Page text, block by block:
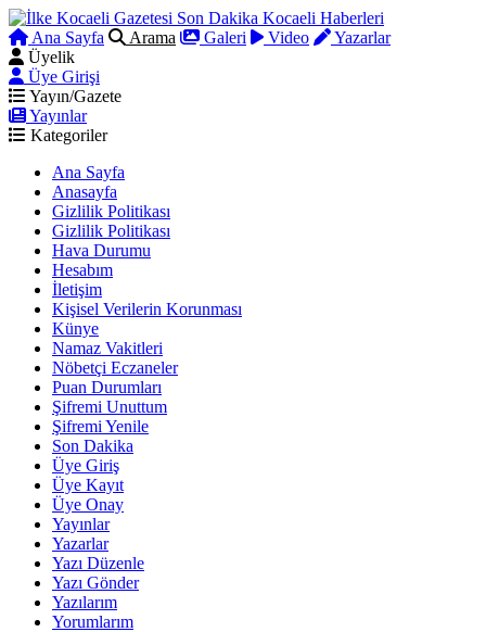
Ana Sayfa Arama Galeri Video
Yazarlar
Üyelik
Üye Girişi
Yayın/Gazete
Yayınlar
Kategoriler
Ana Sayfa
Anasayfa
Gizlilik Politikası
Gizlilik Politikası
Hava Durumu
Hesabım
İletişim
Kişisel Verilerin Korunması
Künye
Namaz Vakitleri
Nöbetçi Eczaneler
Puan Durumları
Şifremi Unuttum
Şifremi Yenile
Son Dakika
Üye Giriş
Üye Kayıt
Üye Onay
Yayınlar
Yazarlar
Yazı Düzenle
Yazı Gönder
Yazılarım
Yorumlarım